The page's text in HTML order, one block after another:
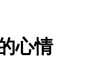
心情